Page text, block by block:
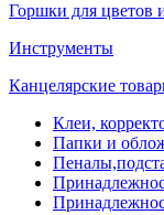
Горшки для цветов
Инструменты
Канцелярские
Клеи,
Папки и